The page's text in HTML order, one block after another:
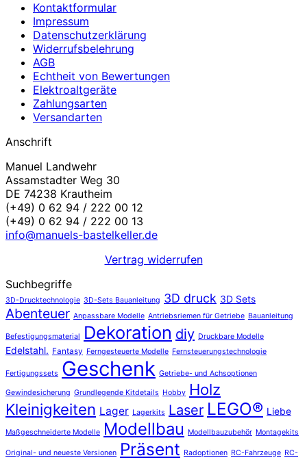
Kontaktformular
Impressum
Datenschutzerklärung
Widerrufsbelehrung
AGB
Echtheit von Bewertungen
Elektroaltgeräte
Zahlungsarten
Versandarten
Anschrift
Manuel Landwehr
Assamstadter Weg 30
DE 74238 Krautheim
(+49) 0 62 94 / 222 00 12
(+49) 0 62 94 / 222 00 13
info@manuels-bastelkeller.de
Vertrag widerrufen
Suchbegriffe
3D-Drucktechnologie 3D-Sets Bauanleitung 3D druck 3D Sets
Abenteuer Anpassbare Modelle Antriebsriemen für Getriebe Bauanleitung
Befestigungsmaterial Dekoration diy Druckbare Modelle
Edelstahl. Fantasy Ferngesteuerte Modelle Fernsteuerungstechnologie
Fertigungssets Geschenk Getriebe- und Achsoptionen
Gewindesicherung Grundlegende Kitdetails Hobby Holz
Kleinigkeiten Lager Lagerkits Laser LEGO® Liebe
Maßgeschneiderte Modelle Modellbau Modellbauzubehör Montagekits
Original- und neueste Versionen Präsent Radoptionen RC-Fahrzeuge RC-